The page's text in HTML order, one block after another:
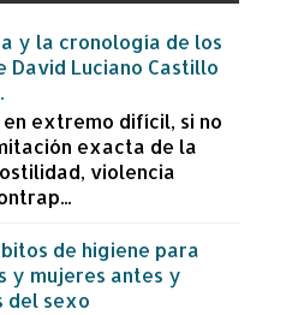
y la cronología de los
David Luciano Castillo
en extremo difícil, si no
exacta de la
violencia
de higiene para
y mujeres antes y
del sexo